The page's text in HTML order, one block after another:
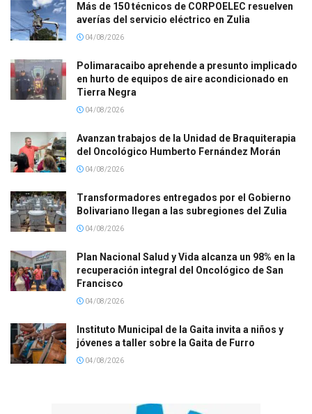
Más de 150 técnicos de CORPOELEC resuelven
averías del servicio eléctrico en Zulia
04/08/2026
Polimaracaibo aprehende a presunto implicado
en hurto de equipos de aire acondicionado en
Tierra Negra
04/08/2026
Avanzan trabajos de la Unidad de Braquiterapia
del Oncológico Humberto Fernández Morán
04/08/2026
Transformadores entregados por el Gobierno
Bolivariano llegan a las subregiones del Zulia
04/08/2026
Plan Nacional Salud y Vida alcanza un 98% en la
recuperación integral del Oncológico de San
Francisco
04/08/2026
Instituto Municipal de la Gaita invita a niños y
jóvenes a taller sobre la Gaita de Furro
04/08/2026